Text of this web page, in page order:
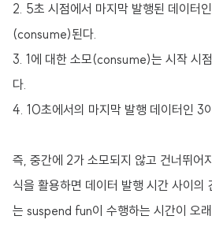
2. 5초 시점에서 마지막 발행된 데이터
(consume)된다.
3. 1에 대한 소모(consume)는 시작 시
다.
4. 10초에서의 마지막 발행 데이터인 3
즉, 중간에 2가 소모되지 않고 건너뛰어
식을 활용하면 데이터 발행 시간 사이의
는 suspend fun이 수행하는 시간이 오